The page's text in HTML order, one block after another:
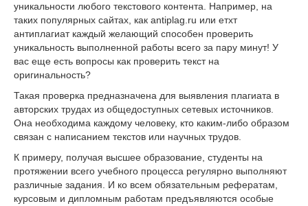
уникальности любого текстового контента. Например, на
таких популярных сайтах, как antiplag.ru или етхт
антиплагиат каждый желающий способен проверить
уникальность выполненной работы всего за пару минут! У
вас еще есть вопросы как проверить текст на
оригинальность?
Такая проверка предназначена для выявления плагиата в
авторских трудах из общедоступных сетевых источников.
Она необходима каждому человеку, кто каким-либо образом
связан с написанием текстов или научных трудов.
К примеру, получая высшее образование, студенты на
протяжении всего учебного процесса регулярно выполняют
различные задания. И ко всем обязательным рефератам,
курсовым и дипломным работам предъявляются особые